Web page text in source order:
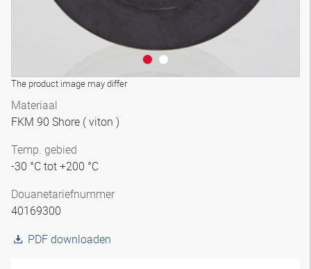
The product image may differ
Materiaal
FKM 90 Shore ( viton )
Temp. gebied
-30 °C tot +200 °C
Douanetariefnummer
40169300
PDF downloaden